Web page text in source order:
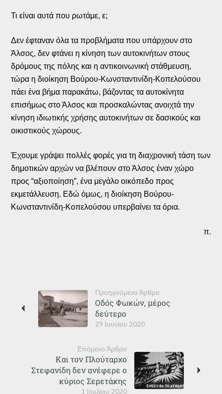
Τι είναι αυτά που ρωτάμε, ε;
Δεν έφταναν όλα τα προβλήματα που υπάρχουν στο
Άλσος, δεν φτάνει η κίνηση των αυτοκινήτων στους
δρόμους της πόλης και η αντικοινωνική στάθμευση,
τώρα η διοίκηση Βούρου-Κωνσταντινίδη-Κοπελούσου
πάει ένα βήμα παρακάτω, βάζοντας τα αυτοκίνητα
επισήμως στο Άλσος και προσκαλώντας ανοιχτά την
κίνηση ιδιωτικής χρήσης αυτοκινήτων σε δασικούς και
οικιστικούς χώρους.
Έχουμε γράψει πολλές φορές για τη διαχρονική τάση των
δημοτικών αρχών να βλέπουν στο Άλσος έναν χώρο
προς “αξιοποίηση”, ένα μεγάλο οικόπεδο προς
εκμετάλλευση. Εδώ όμως, η διοίκηση Βούρου-
Κωνσταντινίδη-Κοπελούσου υπερβαίνει τα όρια.
π.
Προηγούμενο Άρθρο
29 Ιουνίου 2020
Οδός Φωκών, μέρος
δεύτερο
Επόμενο Άρθρο
1 Ιουλίου 2020
Και τον Πλούταρχο
Στεφανίδη δεν ανέφερε ο
κύριος Σερετάκης